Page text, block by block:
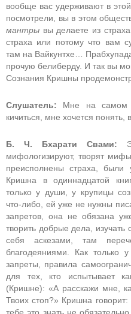
вообще вас удерживают в
посмотрели, вы в этом
мантры вы делаете из
страха или потому что вам
там на Вайкунтхе…
прочую белиберду. И так вы
Сознания Кришны
Слушатель: Мне на самом
кичиться, мне хочется понять,
Б. Ч. Бхарати Свами:
мифологизируют, творят
преисполнены страха, были
Кришна в одиннадцатой
только у души, у крупицы
что-либо, ей уже не нужны
запретов, она не обязана
творить добрые дела,
себя аскезами, там
благодеяниями. Как только
запреты, правила
для тех, кто испытывает
(Кришне): «А расскажи мне,
Твоих стоп?» Кришна
тебе это знать не